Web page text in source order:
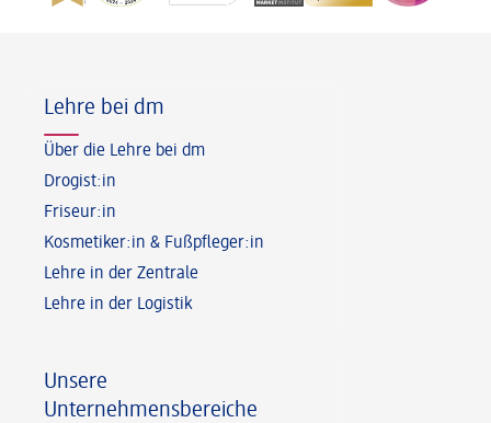
Lehre bei dm
Über die Lehre bei dm
Drogist:in
Friseur:in
Kosmetiker:in & Fußpfleger:in
Lehre in der Zentrale
Lehre in der Logistik
Unsere
Unternehmensbereiche